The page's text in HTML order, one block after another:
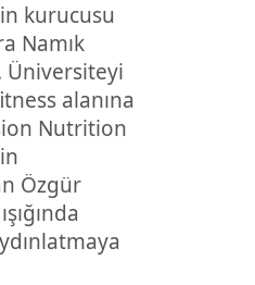
kurucusu
Namık
Üniversiteyi
alanına
Nutrition
Özgür